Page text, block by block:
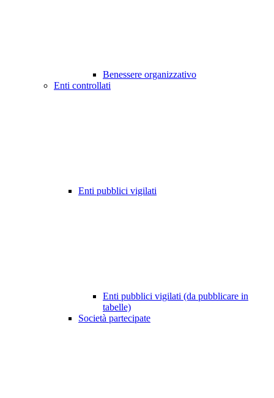
Benessere organizzativo
Enti controllati
Enti pubblici vigilati
Enti pubblici vigilati (da pubblicare in
tabelle)
Società partecipate